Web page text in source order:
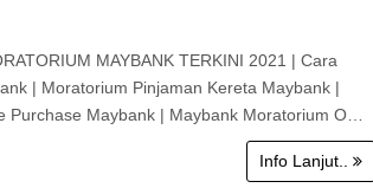
MAYBANK TERKINI 2021 | Cara
| Moratorium Pinjaman Kereta Maybank |
Purchase Maybank | Maybank Moratorium O…
Info Lanjut..